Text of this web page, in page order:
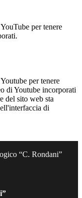
per tenere
per tenere
di Youtube incorporati
del sito web sta
di
“C. Rondani”